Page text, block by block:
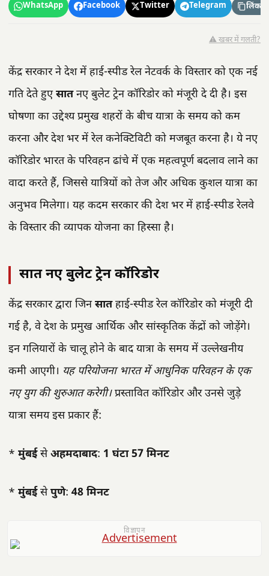
WhatsApp Facebook Twitter Telegram लिंक
⚠️ खबर में गलती?
केंद्र सरकार ने देश में हाई-स्पीड रेल नेटवर्क के विस्तार को एक नई
गति देते हुएसातनए बुलेट ट्रेन कॉरिडोर को मंजूरी दे दी है। इस
घोषणा का उद्देश्य प्रमुख शहरों के बीच यात्रा के समय को कम
करना और देश भर में रेल कनेक्टिविटी को मजबूत करना है। ये नए
कॉरिडोर भारत के परिवहन ढांचे में एक महत्वपूर्ण बदलाव लाने का
वादा करते हैं, जिससे यात्रियों को तेज और अधिक कुशल यात्रा का
अनुभव मिलेगा। यह कदम सरकार की देश भर में हाई-स्पीड रेलवे
के विस्तार की व्यापक योजना का हिस्सा है।
सात नए बुलेट ट्रेन कॉरिडोर
केंद्र सरकार द्वारा जिनसातहाई-स्पीड रेल कॉरिडोर को मंजूरी दी
गई है, वे देश के प्रमुख आर्थिक और सांस्कृतिक केंद्रों को जोड़ेंगे।
इन गलियारों के चालू होने के बाद यात्रा के समय में उल्लेखनीय
कमी आएगी। यह परियोजना भारत में आधुनिक परिवहन के एक
नए युग की शुरुआत करेगी।प्रस्तावित कॉरिडोर और उनसे जुड़े
यात्रा समय इस प्रकार हैं:
* मुंबईसेअहमदाबाद: 1 घंटा 57 मिनट
* मुंबईसेपुणे: 48 मिनट
विज्ञापन